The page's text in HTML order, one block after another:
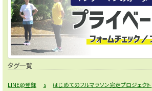
タグ一覧
LINE@登録 s はじめてのフルマラソン完走プロジェクト